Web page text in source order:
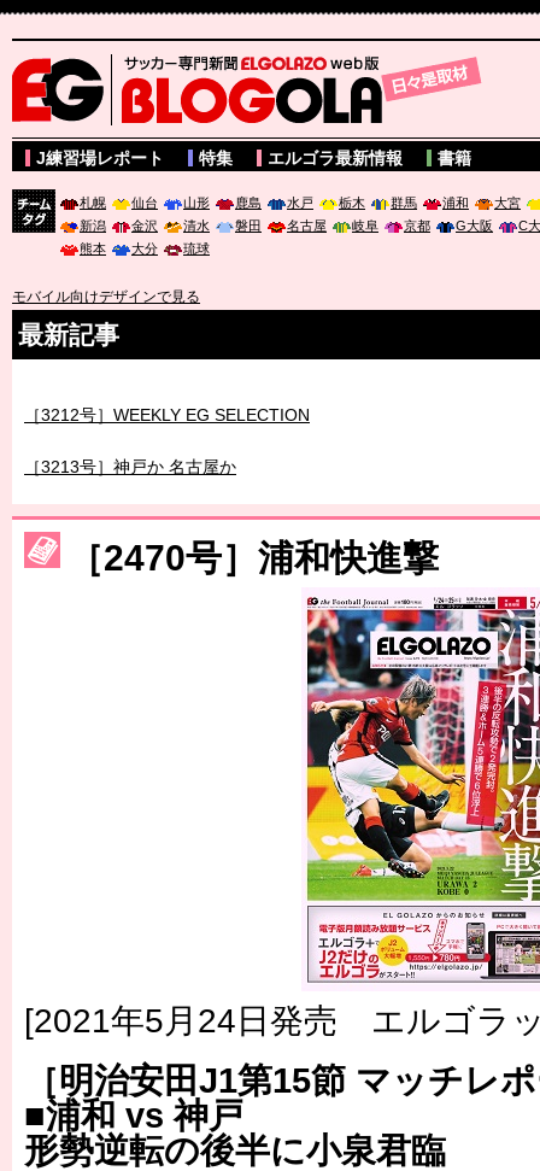
サッカー専門新聞ELGOLAZO web版 BLOGOLA
J練習場レポート 特集 エルゴラ最新情報 書籍
札幌 仙台 山形 鹿島 水戸 栃木 群馬 浦和
大宮
新潟
金沢 清水 磐田 名古屋 岐阜 京都 G大阪
C
熊本
大分 琉球
モバイル向けデザインで見る
最新記事
［3214号］WEST制覇
［3215号］WEEKLY EG SELECTION
［3218号］WEEKLY EG SELECTION
［3219号］特別な覇者へ 大逆転か連破か
［3220号］伝説の王者、黄金のシャーレ
［2470号］浦和快進撃
[2021年5月24日発売 エルゴラ
［明治安田J1第15節 マッチレ
■浦和 vs 神戸
形勢逆転の後半に小泉君臨